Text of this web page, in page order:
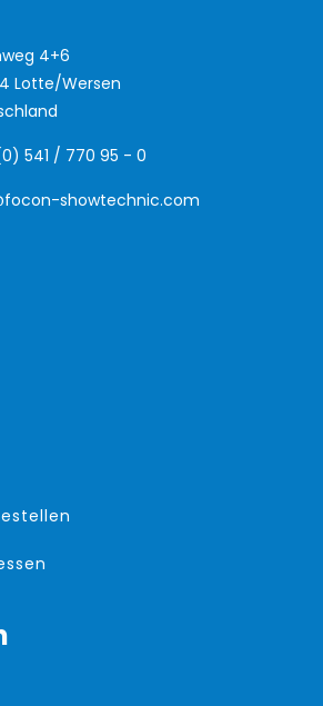
4+6
Lotte/Wersen
541 / 770 95 - 0
showtechnic.com